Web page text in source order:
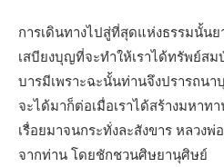
การเดินทางไปสู่ที่สุดแห่งธรรมนั้นย
เสบียงบุญที่จะทําให้เราได้ทรัพย์สม
บารมีเพราะฉะนั้นท่านจึงปรารถ
จะได้มาก็ต่อเมื่อเราได้สร้างมหา
เรื่อยมาจนกระทั่งละสังขาร หลวง
จากท่าน โดยชักชวนศิษยานุศิษย์